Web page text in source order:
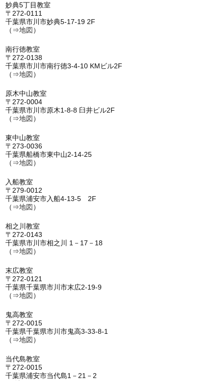
妙典5丁目教室
〒272-0111
千葉県市川市妙典5-17-19 2F
（⇒地図 ）
南行徳教室
〒272-0138
千葉県市川市南行徳3-4-10 KMビル2F
（⇒地図 ）
原木中山教室
〒272-0004
千葉県市川市原木1-8-8 臼井ビル2F
（⇒地図 ）
東中山教室
〒273-0036
千葉県船橋市東中山2-14-25
（⇒地図 ）
入船教室
〒279-0012
千葉県浦安市入船4-13-5 2F
（⇒地図 ）
相之川教室
〒272-0143
千葉県市川市相之川 1－17－18
（⇒地図 ）
末広教室
〒272-0121
千葉県千葉県市川市末広2-19-9
（⇒地図 ）
鬼高教室
〒272-0015
千葉県千葉県市川市鬼高3-33-8-1
（⇒地図 ）
当代島教室
〒272-0015
千葉県浦安市当代島1－21－2